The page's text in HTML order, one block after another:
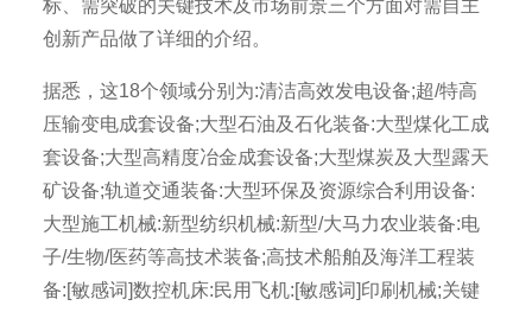
标、需突破的关键技术及市场前景三个方面对需自主
创新产品做了详细的介绍。
据悉，这18个领域分别为:清洁高效发电设备;超/特高
压输变电成套设备;大型石油及石化装备:大型煤化工成
套设备;大型高精度冶金成套设备;大型煤炭及大型露天
矿设备;轨道交通装备:大型环保及资源综合利用设备:
大型施工机械:新型纺织机械:新型/大马力农业装备:电
子/生物/医药等高技术装备;高技术船舶及海洋工程装
备:[敏感词]数控机床:民用飞机:[敏感词]印刷机械;关键